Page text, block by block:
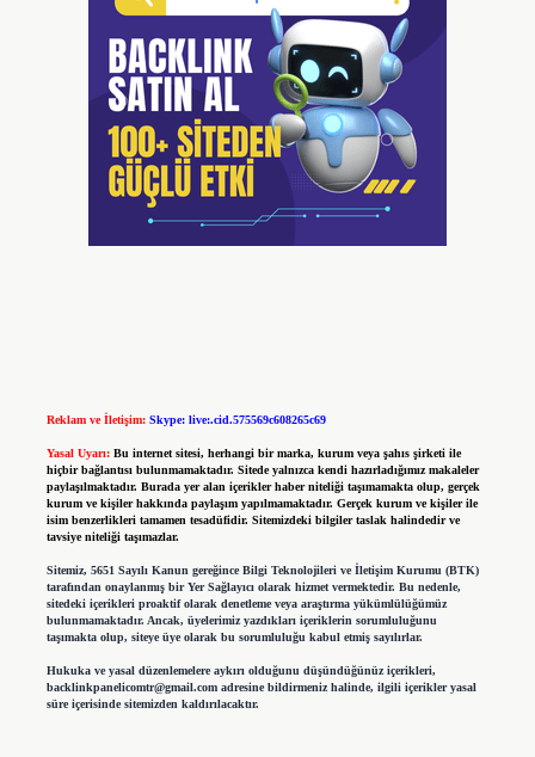
Reklam ve İletişim: Skype: live:.cid.575569c608265c69
Yasal Uyarı: Bu internet sitesi, herhangi bir marka, kurum veya şahıs şirketi ile
hiçbir bağlantısı bulunmamaktadır. Sitede yalnızca kendi hazırladığımız makaleler
paylaşılmaktadır. Burada yer alan içerikler haber niteliği taşımamakta olup, gerçek
kurum ve kişiler hakkında paylaşım yapılmamaktadır. Gerçek kurum ve kişiler ile
isim benzerlikleri tamamen tesadüfidir. Sitemizdeki bilgiler taslak halindedir ve
tavsiye niteliği taşımazlar.
Sitemiz, 5651 Sayılı Kanun gereğince Bilgi Teknolojileri ve İletişim Kurumu (BTK)
tarafından onaylanmış bir Yer Sağlayıcı olarak hizmet vermektedir. Bu nedenle,
sitedeki içerikleri proaktif olarak denetleme veya araştırma yükümlülüğümüz
bulunmamaktadır. Ancak, üyelerimiz yazdıkları içeriklerin sorumluluğunu
taşımakta olup, siteye üye olarak bu sorumluluğu kabul etmiş sayılırlar.
Hukuka ve yasal düzenlemelere aykırı olduğunu düşündüğünüz içerikleri,
backlinkpanelicomtr@gmail.comadresine bildirmeniz halinde, ilgili içerikler yasal
süre içerisinde sitemizden kaldırılacaktır.